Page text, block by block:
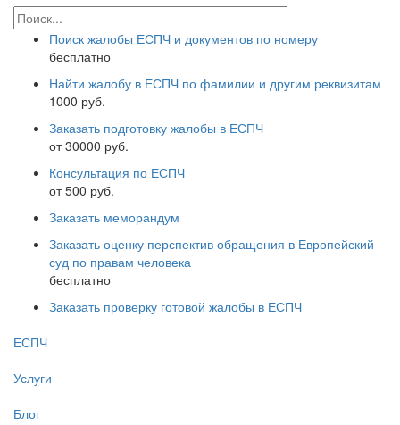
Поиск жалобы ЕСПЧ и документов по номеру
бесплатно
Найти жалобу в ЕСПЧ по фамилии и другим реквизитам
1000 руб.
Заказать подготовку жалобы в ЕСПЧ
от 30000 руб.
Консультация по ЕСПЧ
от 500 руб.
Заказать меморандум
Заказать оценку перспектив обращения в Европейский
суд по правам человека
бесплатно
Заказать проверку готовой жалобы в ЕСПЧ
ЕСПЧ
Услуги
Блог